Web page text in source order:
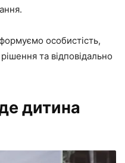
особистість,
та відповідально
дитина